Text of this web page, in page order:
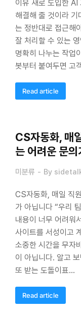
이유 새로 도입한 AI
해결해 줄 것이라 기
는 정반대로 접근해
잘 처리할 수 있는
명확히 나누는 작업
봇부터 붙여두면 고
Read article
CS자동화, 매
는 어려운 문
미분류 By
CS자동화, 매일 직
가 아닙니다 “우리
내용이 너무 어려워
사이트를 서성이고
소중한 시간을 무자
이 아닙니다. 알고
또 받는 도돌이표…
Read article